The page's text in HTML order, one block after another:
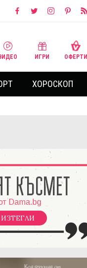
ИГРИ ОФЕРТИ
ХОРОСКОП
ИЗТЕГЛИ